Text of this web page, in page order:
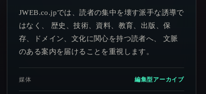
JWEB.co.jpでは、読者の集中を壊す派手な誘導で
はなく、 歴史、技術、資料、教育、出版、保
存、ドメイン、文化に関心を持つ読者へ、 文脈
のある案内を届けることを重視します。
媒体 編集型アーカイブ